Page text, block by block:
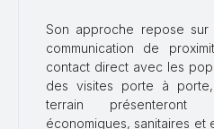
Son approche repose
communication de
contact direct avec les
des visites porte à
terrain présenteront
économiques, sanitaires et